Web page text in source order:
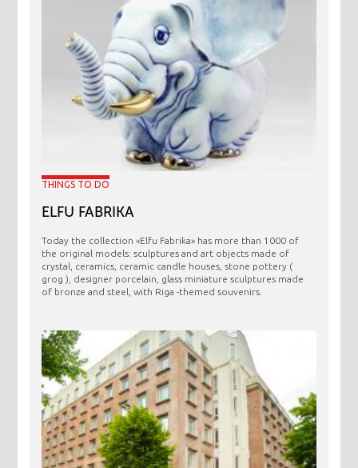
THINGS TO DO
ELFU FABRIKA
Today the collection «Elfu Fabrika» has more than 1000 of
the original models: sculptures and art objects made ​​of
crystal, ceramics, ceramic candle houses, stone pottery (
grog ), designer porcelain, glass miniature sculptures made
of bronze and steel, with Riga -themed souvenirs.